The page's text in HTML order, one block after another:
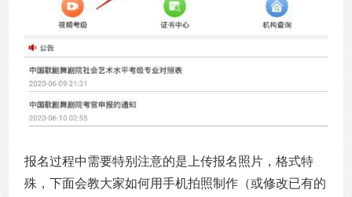
报名过程中需要特别注意的是上传报名照片，格式特
殊，下面会教大家如何用手机拍照制作（或修改已有的